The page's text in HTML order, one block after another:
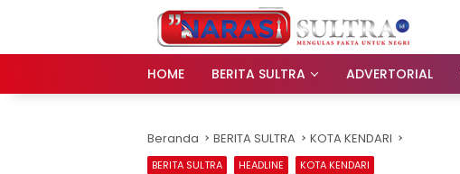
HOME BERITA SULTRA ADVERTORIAL
Beranda BERITA SULTRA KOTA KENDARI
BERITA SULTRA HEADLINE KOTA KENDARI